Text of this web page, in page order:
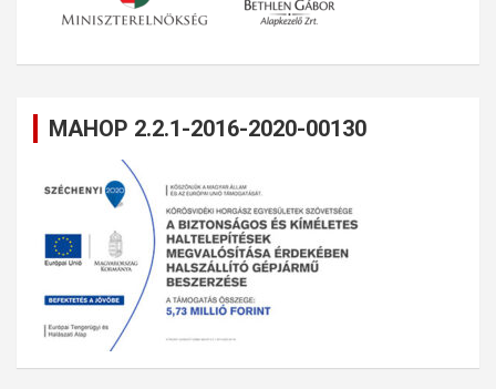
MAHOP 2.2.1-2016-2020-00130